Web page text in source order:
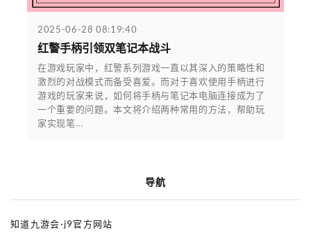
2025-06-28 08:19:40
红警手柄引领双笔记本战斗
在游戏玩家中，红警系列游戏一直以其深入的策略性和
激烈的对战模式而备受喜爱。而对于喜欢使用手柄进行
游戏的玩家来说，如何将手柄与笔记本电脑连接成为了
一个重要的问题。本文将介绍两种常用的方法，帮助玩
家实现笔...
导航
知道九游会·j9官方网站